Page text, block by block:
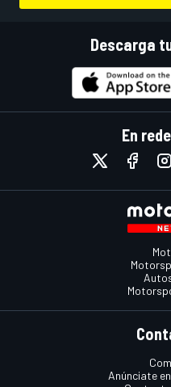
Descarga
En
Anúnciate